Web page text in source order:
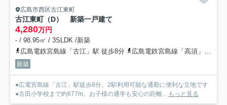
広島市西区古江東町
古江東町（D） 新築一戸建て
4,280万円
- / 98.95㎡ / 3SLDK /新築
広島電鉄宮島線「古江」駅 徒歩8分
広島電鉄宮島線「高須」駅 徒歩12分
新築
●広電宮島線「古江」駅徒歩8分。2駅利用可能な通勤に便利な立地です
●古田小学校まで約677m。お子様の通学も安心の距離... もっと見る